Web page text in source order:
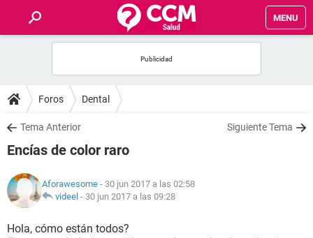
MENU
FOROS
SALUD
NUTRICIÓN
BIENESTAR
Foros Dental
Tema Anterior Siguiente Tema
Encías de color raro
Aforawesome - 30 jun 2017 a las 02:58
videel - 30 jun 2017 a las 09:28
Hola, cómo están todos?